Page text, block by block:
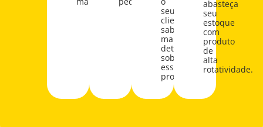
seu
cliente
saber
mais
detalhes
sobre
esse
produto.
abasteça
seu
estoque
com
produto
de
alta
rotatividade.